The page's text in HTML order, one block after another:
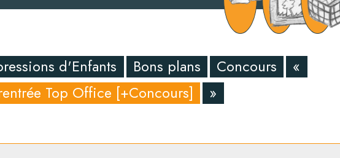
d'Enfants Bons plans Concours
«
Top Office [+Concours]
»